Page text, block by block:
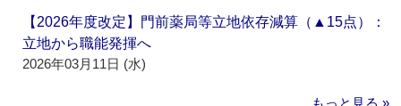
【2026年度改定】門前薬局等立地依存減算（▲15点）：
立地から職能発揮へ
2026年03月11日 (水)